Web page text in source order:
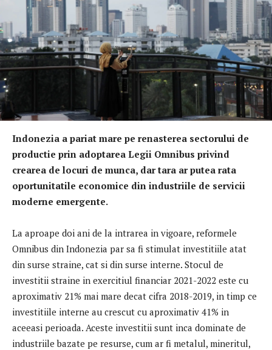
Indonezia a pariat mare pe renasterea sectorului de
productie prin adoptarea Legii Omnibus privind
crearea de locuri de munca, dar tara ar putea rata
oportunitatile economice din industriile de servicii
moderne emergente.
La aproape doi ani de la intrarea in vigoare, reformele
Omnibus din Indonezia par sa fi stimulat investitiile atat
din surse straine, cat si din surse interne. Stocul de
investitii straine in exercitiul financiar 2021-2022 este cu
aproximativ 21% mai mare decat cifra 2018-2019, in timp ce
investitiile interne au crescut cu aproximativ 41% in
aceeasi perioada. Aceste investitii sunt inca dominate de
industriile bazate pe resurse, cum ar fi metalul, mineritul,